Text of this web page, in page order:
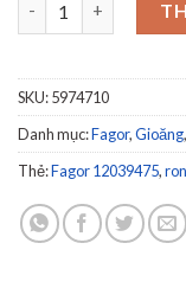
SKU:5974710
Danh mục:Fagor,Gioăng,
Thẻ:Fagor 12039475,